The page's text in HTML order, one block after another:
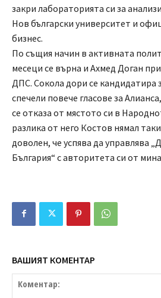
закри лабораторията си за
Нов български университет и
бизнес.
По същия начин в активната
месеци се върна и Ахмед Доган
ДПС. Сокола дори се кандидатира
спечели повече гласове за
се отказа от мястото си в
разлика от него Костов нямал
доволен, че успява да управлява
България“ с авторитета си от
ВАШИЯТ КОМЕНТАР